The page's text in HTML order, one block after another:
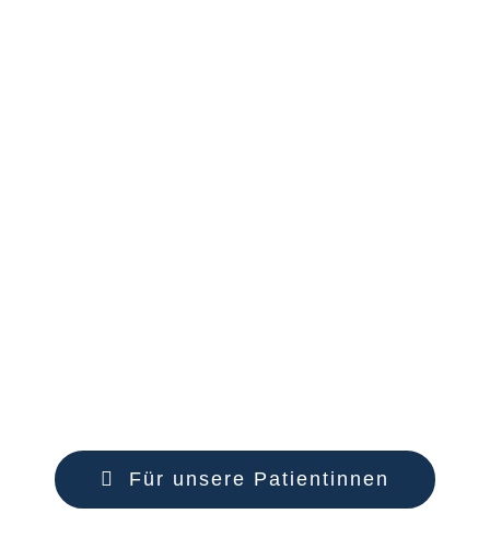
Für unsere Patientinnen